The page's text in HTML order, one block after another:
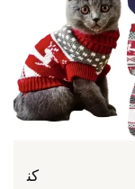
كن